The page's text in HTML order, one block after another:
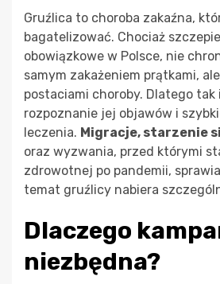
Gruźlica to choroba zakaźna,
bagatelizować. Chociaż
obowiązkowe w Polsce, nie
samym zakażeniem prątkami,
postaciami choroby. Dlatego
rozpoznanie jej objawów i
leczenia. Migracje, starzenie
oraz wyzwania, przed którymi
zdrowotnej po pandemii,
temat gruźlicy nabiera
Dlaczego
niezbędna?